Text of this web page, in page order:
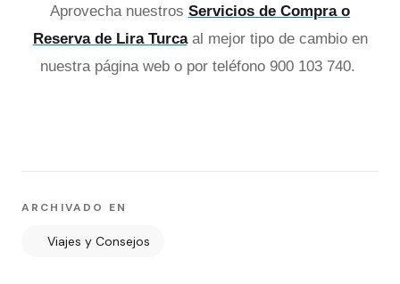
Aprovecha nuestros Servicios de Compra o
Reserva de Lira Turcaal mejor tipo de cambio en
nuestra página web o por teléfono 900 103 740.
ARCHIVADO EN
Viajes y Consejos